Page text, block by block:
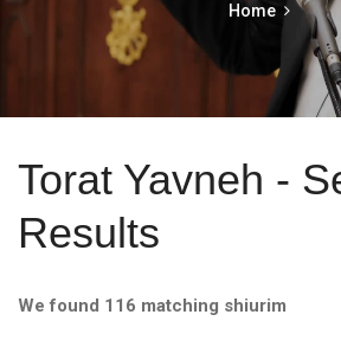
Home
Torat Yavneh -
Results
We found 116 matching shiurim